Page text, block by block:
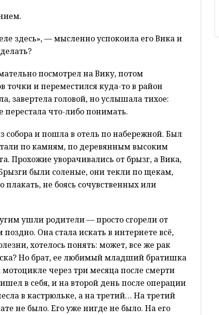
здесь», — мысленно успокоила его Вика и
посмотрел на Вику, потом
и переместился куда-то в район
завертела головой, но услышала тихое:
перестала что-либо понимать.
собора и пошла в отель по набережной. Был
по камням, по деревянным высоким
Прохожие уворачивались от брызг, а Вика,
были соленые, они текли по щекам,
не боясь сочувственных или
ушли родители — просто сгорели от
Она стала искать в интернете всё,
хотелось понять: может, все же рак
Но брат, ее любимый младший братишка
через три месяца после смерти
в себя, и на второй день после операции
в кастрюльке, а на третий… На третий
не было. Его уже нигде не было. На его